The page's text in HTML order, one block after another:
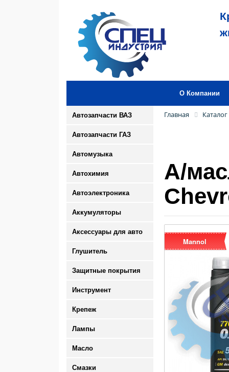
О Компании
Автозапчасти ВАЗ
Автозапчасти ГАЗ
Автомузыка
Автохимия
Автоэлектроника
Аккумуляторы
Аксессуары для авто
Глушитель
Защитные покрытия
Инструмент
Крепеж
Лампы
Масло
Смазки
Главная Каталог
А/
Mannol